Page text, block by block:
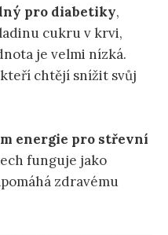
pro diabetiky,
cukru v krvi,
je velmi nízká.
chtějí snížit svůj
energie pro střevní
funguje jako
zdravému